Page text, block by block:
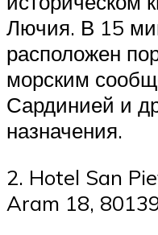
Лючия. В 15
расположен
морским
Сардинией и
назначения.
2. Hotel San
Aram 18,